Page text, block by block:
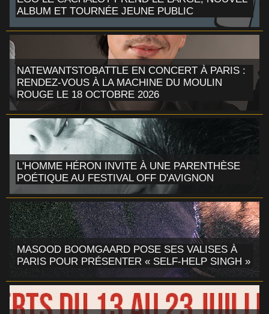
ALBUM ET TOURNÉE JEUNE PUBLIC
NATEWANTSTOBATTLE EN CONCERT À PARIS :
RENDEZ-VOUS À LA MACHINE DU MOULIN
ROUGE LE 18 OCTOBRE 2026
L'HOMME HÉRON INVITE À UNE PARENTHÈSE
POÉTIQUE AU FESTIVAL OFF D'AVIGNON
MASOOD BOOMGAARD POSE SES VALISES À
PARIS POUR PRÉSENTER « SELF-HELP SINGH »